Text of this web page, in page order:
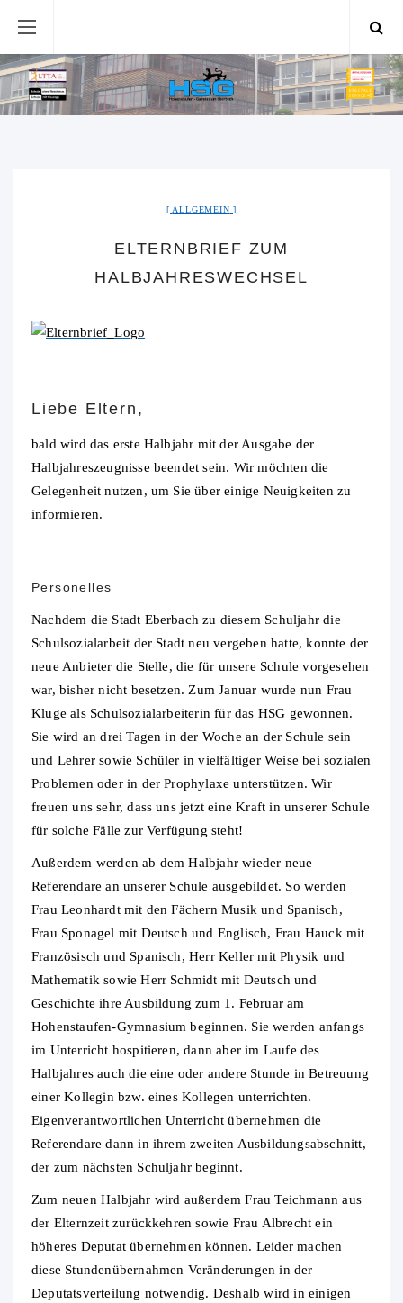
ALLGEMEIN
ELTERNBRIEF ZUM
HALBJAHRESWECHSEL
Liebe Eltern,
bald wird das erste Halbjahr mit der Ausgabe der
Halbjahreszeugnisse beendet sein. Wir möchten die
Gelegenheit nutzen, um Sie über einige Neuigkeiten zu
informieren.
Personelles
Nachdem die Stadt Eberbach zu diesem Schuljahr die
Schulsozialarbeit der Stadt neu vergeben hatte, konnte der
neue Anbieter die Stelle, die für unsere Schule vorgesehen
war, bisher nicht besetzen. Zum Januar wurde nun Frau
Kluge als Schulsozialarbeiterin für das HSG gewonnen.
Sie wird an drei Tagen in der Woche an der Schule sein
und Lehrer sowie Schüler in vielfältiger Weise bei sozialen
Problemen oder in der Prophylaxe unterstützen. Wir
freuen uns sehr, dass uns jetzt eine Kraft in unserer Schule
für solche Fälle zur Verfügung steht!
Außerdem werden ab dem Halbjahr wieder neue
Referendare an unserer Schule ausgebildet. So werden
Frau Leonhardt mit den Fächern Musik und Spanisch,
Frau Sponagel mit Deutsch und Englisch, Frau Hauck mit
Französisch und Spanisch, Herr Keller mit Physik und
Mathematik sowie Herr Schmidt mit Deutsch und
Geschichte ihre Ausbildung zum 1. Februar am
Hohenstaufen-Gymnasium beginnen. Sie werden anfangs
im Unterricht hospitieren, dann aber im Laufe des
Halbjahres auch die eine oder andere Stunde in Betreuung
einer Kollegin bzw. eines Kollegen unterrichten.
Eigenverantwortlichen Unterricht übernehmen die
Referendare dann in ihrem zweiten Ausbildungsabschnitt,
der zum nächsten Schuljahr beginnt.
Zum neuen Halbjahr wird außerdem Frau Teichmann aus
der Elternzeit zurückkehren sowie Frau Albrecht ein
höheres Deputat übernehmen können. Leider machen
diese Stundenübernahmen Veränderungen in der
Deputatsverteilung notwendig. Deshalb wird in einigen